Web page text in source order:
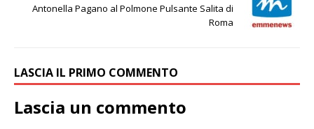
Antonella Pagano al Polmone Pulsante Salita di
Roma
LASCIA IL PRIMO COMMENTO
Lascia un commento